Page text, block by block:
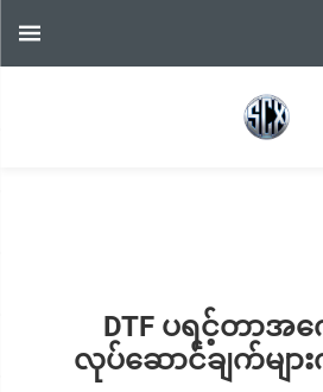
DTF ပရင့်တာအက
လုပ်ဆောင်ချက်မျာ